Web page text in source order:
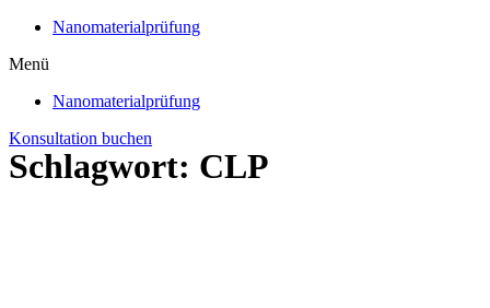
Nanomaterialprüfung
Menü
Nanomaterialprüfung
Konsultation buchen
Schlagwort: CLP